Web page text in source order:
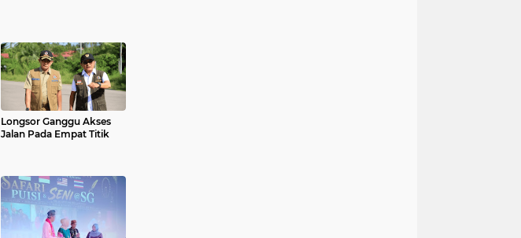
Longsor Ganggu Akses
Jalan Pada Empat Titik